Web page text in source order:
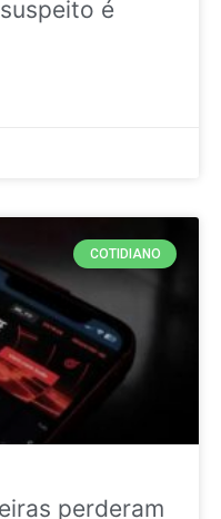
é
COTIDIANO
perderam